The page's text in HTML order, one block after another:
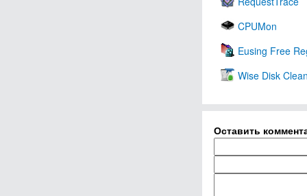
CPUMon
Eusing Free
Wise Disk
Оставить